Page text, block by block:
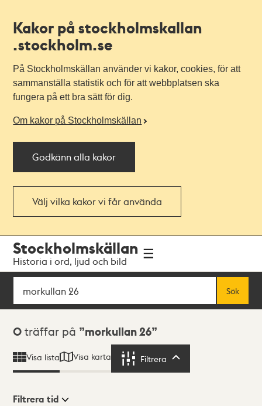
Kakor på stockholmskallan
.stockholm.se
På Stockholmskällan använder vi kakor, cookies, för att
sammanställa statistik och för att webbplatsen ska
fungera på ett bra sätt för dig.
Om kakor på Stockholmskällan
Godkänn alla kakor
Välj vilka kakor vi får använda
navigationen
huvudinnehållet
Stockholmskällan
Historia i ord, ljud och bild
Sök
Sök
Sökresultat
0 träffar på morkullan 26
Visa lista Visa karta Filtrera
Filtrera tid